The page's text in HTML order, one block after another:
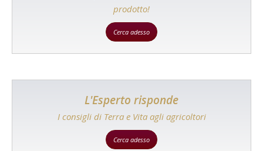
prodotto!
Cerca adesso
L'Esperto risponde
I consigli di Terra e Vita agli agricoltori
Cerca adesso